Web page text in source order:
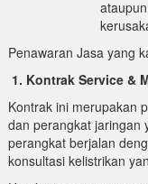
Penawaran Jasa yang
1. Kontrak Service &
Kontrak ini merupakan
dan perangkat jaringan
perangkat berjalan
konsultasi kelistrikan